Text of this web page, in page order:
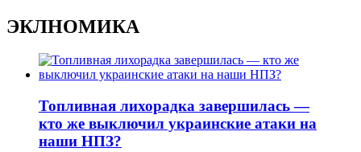
ЭКЛНОМИКА
Топливная лихорадка завершилась —
кто же выключил украинские атаки на
наши НПЗ?